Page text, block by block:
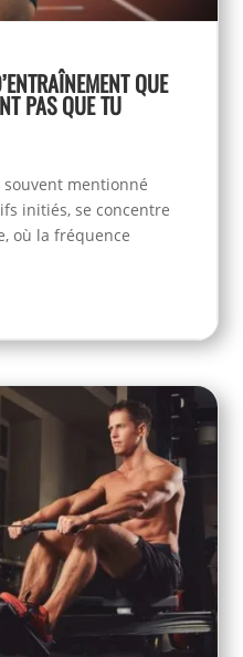
QUE
PAS QUE TU
mentionné
initiés, se concentre
où la fréquence